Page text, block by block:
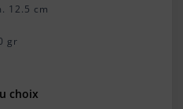
12.5 cm
gr
choix